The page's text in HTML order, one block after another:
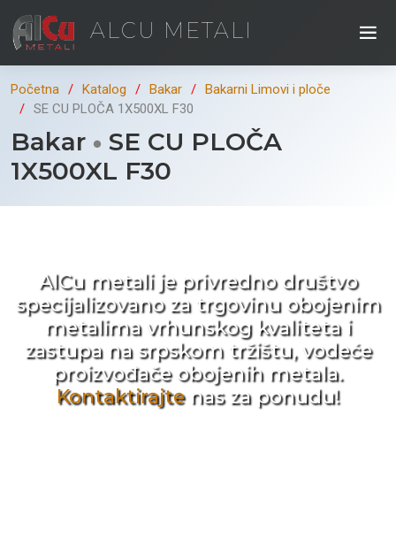
ALCU METALI
Početna Katalog Bakar
Bakarni Limovi i ploče
SE CU PLOČA 1X500XL F30
Bakar
SE CU PLOČA
1X500XL F30
AlCu metali je privredno društvo
specijalizovano za trgovinu obojenim
metalima vrhunskog kvaliteta i
zastupa na srpskom tržištu, vodeće
proizvođače obojenih metala.
Kontaktirajtenas za ponudu!